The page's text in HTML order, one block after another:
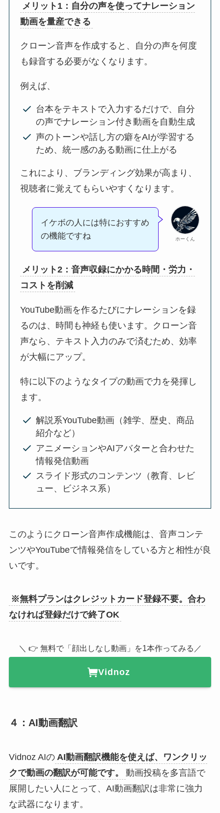
メリット1：自分の声を使ってナレーション
動画を量産できる
クローン音声を作成すると、自分の声を何度
も録音する必要がなくなります。
例えば、
台本をテキストで入力するだけで、自分
の声でナレーション付き動画を自動生成
声のトーンや話し方の癖をAIが学習する
ため、統一感のある動画に仕上がる
これにより、ブランディング効果が高まり、
視聴者に覚えてもらいやすくなります。
ホーくん
イケボの人には特におすすめ
の機能ですね
メリット2：音声収録にかかる時間・労力・
コストを削減
YouTube動画を作るたびにナレーションを録
るのは、時間も神経も使います。クローン音
声なら、テキスト入力のみで済むため、効率
が大幅にアップ。
特に以下のようなタイプの動画で力を発揮し
ます。
解説系YouTube動画（雑学、歴史、商品
紹介など）
アニメーションやAIアバターと合わせた
情報発信動画
スライド形式のコンテンツ（教育、レビ
ュー、ビジネス系）
このようにクローン音声作成機能は、音声コンテ
ンツやYouTubeで情報発信をしている方と相性が良
いです。
※無料プランはクレジットカード登録不要。合わ
なければ登録だけで終了OK
＼ 👉 無料で「顔出しなし動画」を1本作ってみる／
Vidnoz
４：AI動画翻訳
Vidnoz AIの AI動画翻訳機能を使えば、ワンクリッ
クで動画の翻訳が可能です。
動画投稿を多言語で
展開したい人にとって、AI動画翻訳は非常に強力
な武器になります。